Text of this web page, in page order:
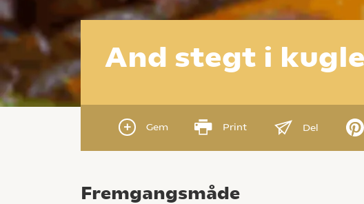
And stegt i
Gem Print Del
Fremgangsmåde